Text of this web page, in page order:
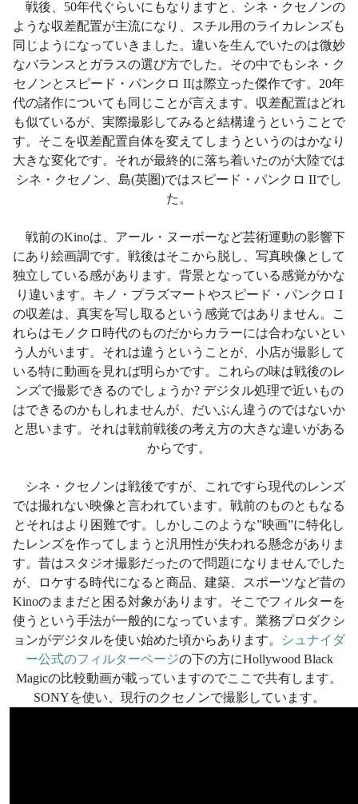
戦後、50年代ぐらいにもなりますと、シネ・クセノンの
ような収差配置が主流になり、スチル用のライカレンズも
同じようになっていきました。違いを生んでいたのは微妙
なバランスとガラスの選び方でした。その中でもシネ・ク
セノンとスピード・パンクロ IIは際立った傑作です。20年
代の諸作についても同じことが言えます。収差配置はどれ
も似ているが、実際撮影してみると結構違うということで
す。そこを収差配置自体を変えてしまうというのはかなり
大きな変化です。それが最終的に落ち着いたのが大陸では
シネ・クセノン、島(英圏)ではスピード・パンクロ IIでし
た。
戦前のKinoは、アール・ヌーボーなど芸術運動の影響下
にあり絵画調です。戦後はそこから脱し、写真映像として
独立している感があります。背景となっている感覚がかな
り違います。キノ・プラズマートやスピード・パンクロ I
の収差は、真実を写し取るという感覚ではありません。こ
れらはモノクロ時代のものだからカラーには合わないとい
う人がいます。それは違うということが、小店が撮影して
いる特に動画を見れば明らかです。これらの味は戦後のレ
ンズで撮影できるのでしょうか? デジタル処理で近いもの
はできるのかもしれませんが、だいぶん違うのではないか
と思います。それは戦前戦後の考え方の大きな違いがある
からです。
シネ・クセノンは戦後ですが、これですら現代のレンズ
では撮れない映像と言われています。戦前のものともなる
とそれはより困難です。しかしこのような”映画”に特化し
たレンズを作ってしまうと汎用性が失われる懸念がありま
す。昔はスタジオ撮影だったので問題になりませんでした
が、ロケする時代になると商品、建築、スポーツなど昔の
Kinoのままだと困る対象があります。そこでフィルターを
使うという手法が一般的になっています。業務プロダクシ
ョンがデジタルを使い始めた頃からあります。
シュナイダ
ー公式のフィルターページの下の方にHollywood Black
Magicの比較動画が載っていますのでここで共有します。
SONYを使い、現行のクセノンで撮影しています。